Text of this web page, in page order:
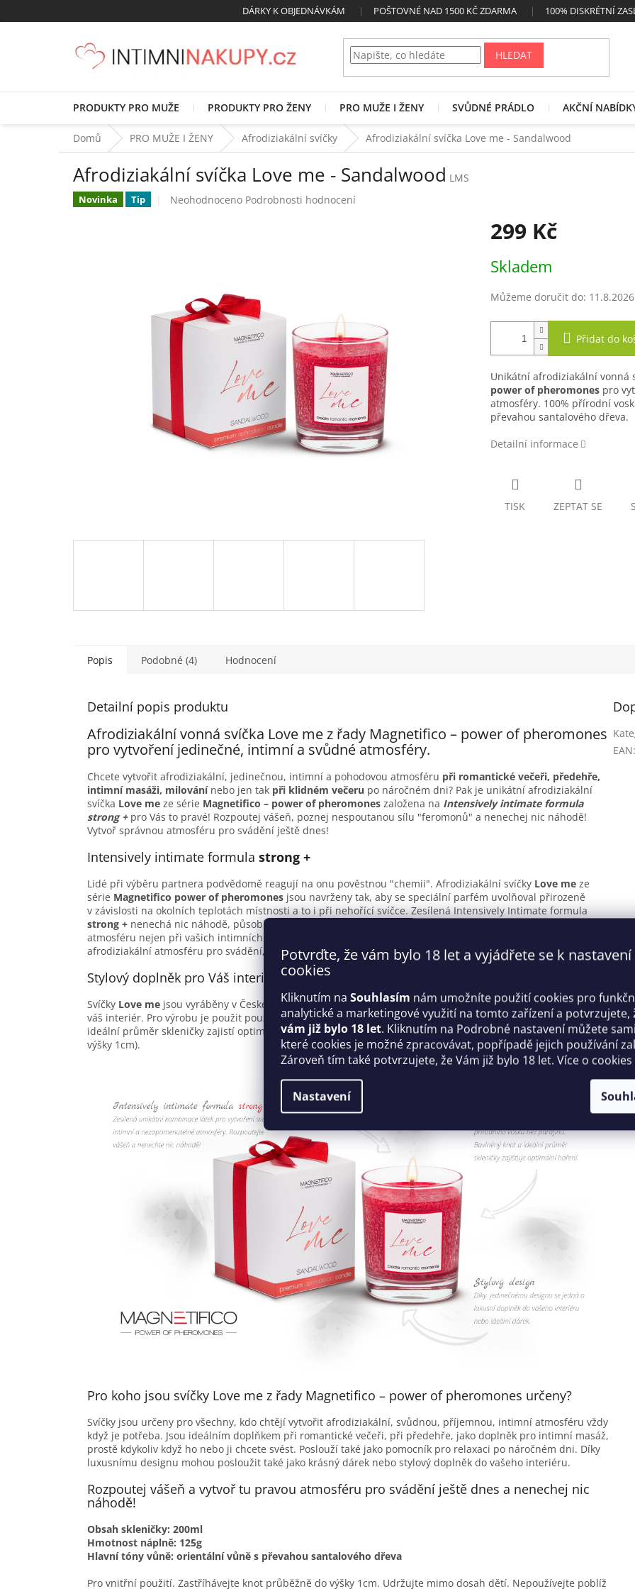
Potvrďte, že vám bylo 18 let a vyjádřete se k nastavení
cookies
Kliknutím na Souhlasím nám umožníte použití cookies pro
analytické a marketingové využití na tomto zařízení a potvrzujete,
vám již bylo 18 let. Kliknutím na Podrobné nastavení můžete
které cookies je možné zpracovávat, popřípadě jejich používání
Zároveň tím také potvrzujete, že Vám již bylo 18 let. Více o cookies
Nastavení
na
DÁRKY K OBJEDNÁVKÁM POŠTOVNÉ NAD 1500 KČ ZDARMA 100% DISKRÉTNÍ
HLEDAT
PRODUKTY PRO MUŽE PRODUKTY PRO ŽENY PRO MUŽE I ŽENY SVŮDNÉ PRÁDLO AKČNÍ
Domů PRO MUŽE I ŽENY Afrodiziakální svíčky Afrodiziakální svíčka Love me - Sandalwood
Afrodiziakální svíčka Love me - Sandalwood LMS
Novinka Tip
Průměrné
Neohodnoceno Podrobnosti hodnocení
299 Kč
cena:
Skladem
Můžeme doručit do: 11.8.2026
Přidat do
Unikátní afrodiziakální vonná
power of pheromones pro
atmosféry. 100% přírodní
převahou santalového dřeva.
Detailní informace
TISK ZEPTAT SE
Popis Podobné (4) Hodnocení
Detailní popis produktu
Afrodiziakální vonná svíčka Love me z řady Magnetifico – power of pheromones
pro vytvoření jedinečné, intimní a svůdné atmosféry.
Chcete vytvořit afrodiziakální, jedinečnou, intimní a pohodovou atmosféru při romantické večeři, předehře,
intimní masáži, milovánínebo jen tak při klidném večeru po náročném dni? Pak je unikátní afrodiziakální
svíčka Love me ze série Magnetifico – power of pheromones založena na Intensively intimate formula
strong +pro Vás to pravé! Rozpoutej vášeň, poznej nespoutanou sílu "feromonů" a nenechej nic náhodě!
Vytvoř správnou atmosféru pro svádění ještě dnes!
Intensively intimate formula strong +
Lidé při výběru partnera podvědomě reagují na onu pověstnou "chemii". Afrodiziakální svíčky Love me ze
série Magnetifico power of pheromones jsou navrženy tak, aby se speciální parfém uvolňoval přirozeně
v závislosti na okolních teplotách místnosti a to i při nehořící svíčce. Zesílená Intensively Intimate formula
strong + nenechá nic náhodě, působí podvědomě na vaše smysly a pomůže vám naladit nezapomenutelnou
atmosféru nejen při vašich intimních chvílích. Je navržena tak, aby vám pomohla vytvořit tu správnou
afrodiziakální atmosféru pro svádění, relaxaci a milování.
Stylový doplněk pro Váš interiér v luxusním balení a 100% kvalitě
Svíčky Love me jsou vyráběny v České republice. Díky luxusnímu designu se stanou stylovým doplňkem pro
váš interiér. Pro výrobu je použit pouze
100% přírodní voskbez parafínu! Kvalitní 100% bavlněný knot a
ideální průměr skleničky zajistí optimální hoření (pro nejlepší výsledky je dobré knot pravidelně zastřihovat do
výšky 1cm).
Pro koho jsou svíčky Love me z řady Magnetifico – power of pheromones určeny?
Svíčky jsou určeny pro všechny, kdo chtějí vytvořit afrodiziakální, svůdnou, příjemnou, intimní atmosféru vždy
když je potřeba. Jsou ideálním doplňkem při romantické večeři, při předehře, jako doplněk pro intimní masáž,
prostě kdykoliv když ho nebo ji chcete svést. Poslouží také jako pomocník pro relaxaci po náročném dni. Díky
luxusnímu designu mohou posloužit také jako krásný dárek nebo stylový doplněk do vašeho interiéru.
Rozpoutej vášeň a vytvoř tu pravou atmosféru pro svádění ještě dnes a nenechej nic
náhodě!
Obsah skleničky: 200ml
Hmotnost náplně: 125g
Hlavní tóny vůně: orientální vůně s převahou santalového dřeva
Pro vnitřní použití. Zastříhávejte knot průběžně do výšky 1cm. Udržujte mimo dosah dětí. Nepoužívejte poblíž
EAN: